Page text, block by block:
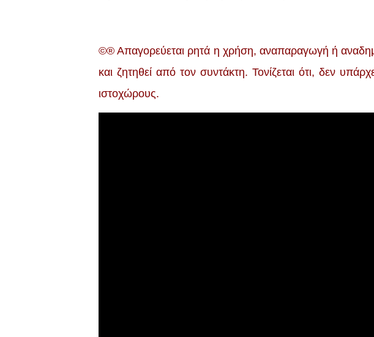
©® Απαγορεύεται ρητά η χρήση, αναπαραγωγή ή
και ζητηθεί από τον συντάκτη. Τονίζεται ότι, δεν
ιστοχώρους.